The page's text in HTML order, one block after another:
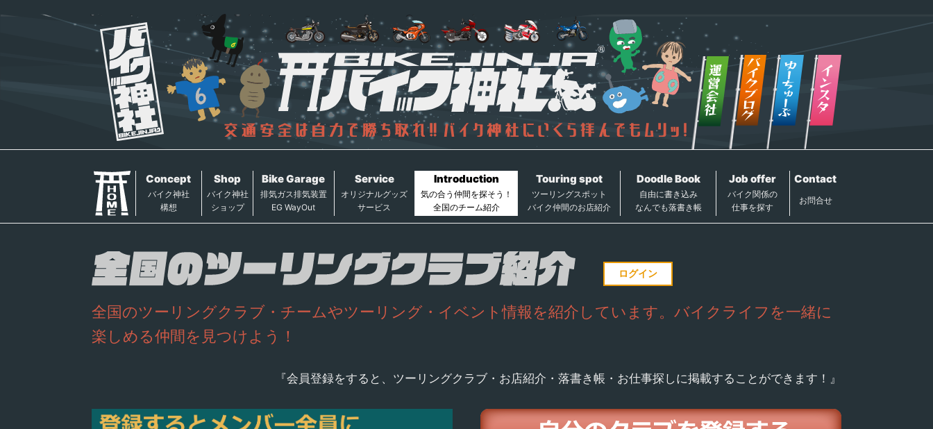
Concept
バイク神社
構想
Shop
バイク神社
ショップ
Bike Garage
排気ガス排気装置
EG WayOut
Service
オリジナルグッズ
サービス
Introduction
気の合う仲間を探そう！
全国のチーム紹介
Touring spot
ツーリングスポット
バイク仲間のお店紹介
Doodle Book
自由に書き込み
なんでも落書き帳
Job offer
バイク関係の
仕事を探す
Contact
お問合せ
ログイン
全国のツーリングクラブ・チームやツーリング・イベント情報を紹介しています。バイクライフを一緒に
楽しめる仲間を見つけよう！
『会員登録をすると、ツーリングクラブ・お店紹介・落書き帳・お仕事探しに掲載することができます！』